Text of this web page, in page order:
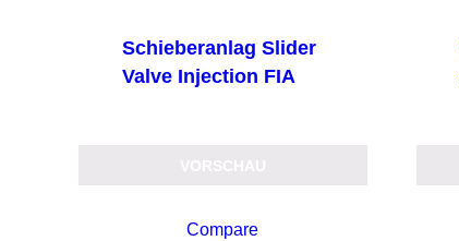
Schieberanlag Slider
Valve Injection FIA
Compare